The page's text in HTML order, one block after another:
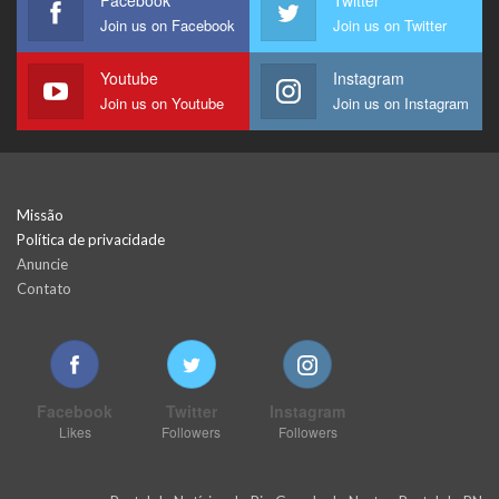
Join us on Facebook Join us on Twitter
Youtube
Join us on Youtube
Instagram
Join us on Instagram
Missão
Política de privacidade
Anuncie
Contato
Facebook
Likes
Twitter
Followers
Instagram
Followers